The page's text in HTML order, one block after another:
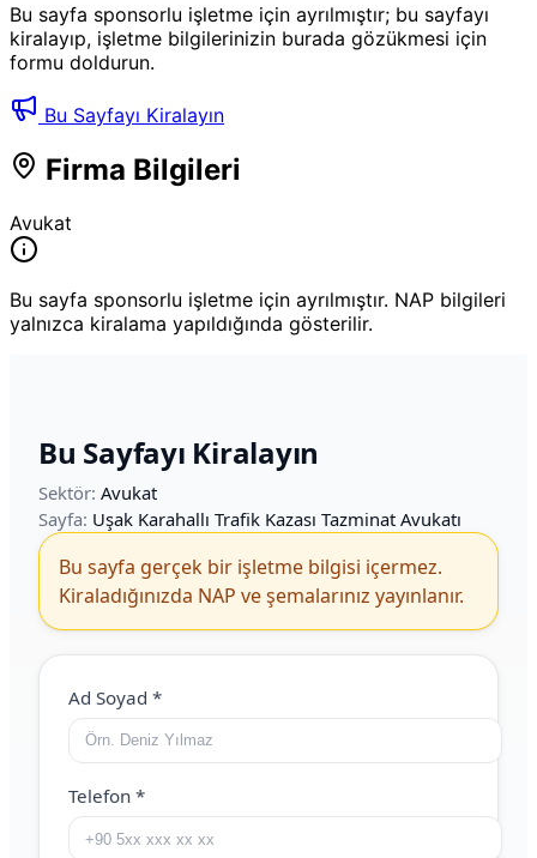
Bu sayfa sponsorlu işletme için ayrılmıştır; bu sayfayı
kiralayıp, işletme bilgilerinizin burada gözükmesi için
formu doldurun.
Bu Sayfayı Kiralayın
Firma Bilgileri
Avukat
Bu sayfa sponsorlu işletme için ayrılmıştır. NAP bilgileri
yalnızca kiralama yapıldığında gösterilir.
Bu Sayfayı Kiralayın
Sektör: Avukat
Sayfa: Uşak Karahallı Trafik Kazası Tazminat Avukatı
Bu sayfa gerçek bir işletme bilgisi içermez.
Kiraladığınızda NAP ve şemalarınız yayınlanır.
Web Site (boş bırakın)
Ad Soyad *
Telefon *